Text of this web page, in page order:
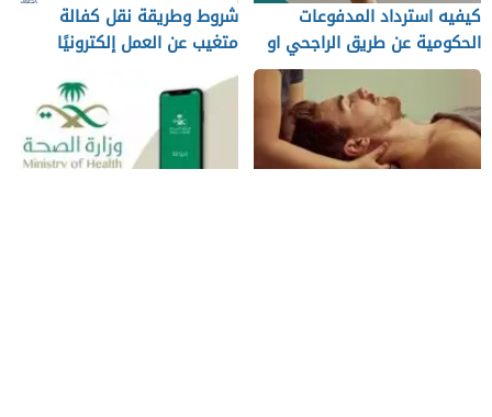
كيفيه استرداد المدفوعات
الحكومية عن طريق الراجحي او
الأهلي صناع المال
شروط وطريقة نقل كفالة
متغيب عن العمل إلكترونيًا